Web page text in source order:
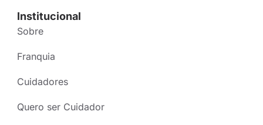
Institucional
Sobre
Franquia
Cuidadores
Quero ser Cuidador